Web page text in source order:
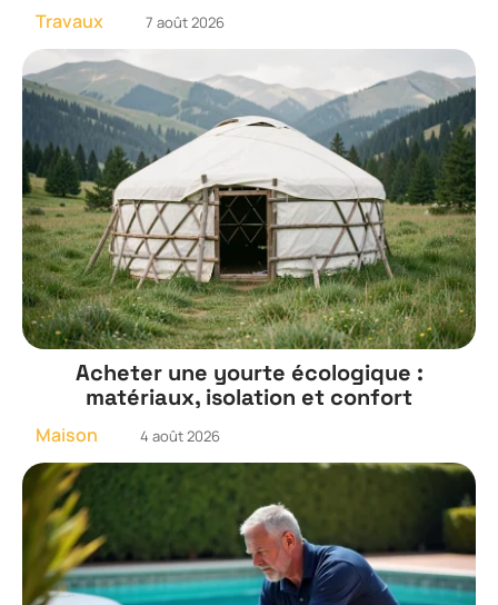
Travaux 7 août 2026
Acheter une yourte écologique :
matériaux, isolation et confort
Maison 4 août 2026